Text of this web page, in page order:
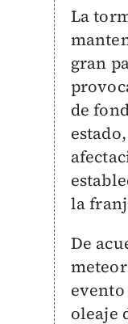
La
gran
de
la
De
oleaje